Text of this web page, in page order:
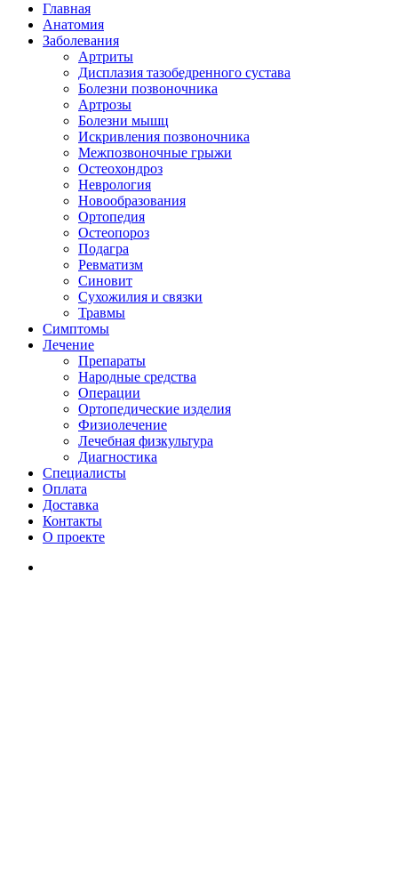
Главная
Анатомия
Заболевания
Артриты
Дисплазия тазобедренного сустава
Болезни позвоночника
Артрозы
Болезни мышц
Искривления позвоночника
Межпозвоночные грыжи
Остеохондроз
Неврология
Новообразования
Ортопедия
Остеопороз
Подагра
Ревматизм
Синовит
Сухожилия и связки
Травмы
Симптомы
Лечение
Препараты
Народные средства
Операции
Ортопедические изделия
Физиолечение
Лечебная физкультура
Диагностика
Cпециалисты
Оплата
Доставка
Контакты
О проекте